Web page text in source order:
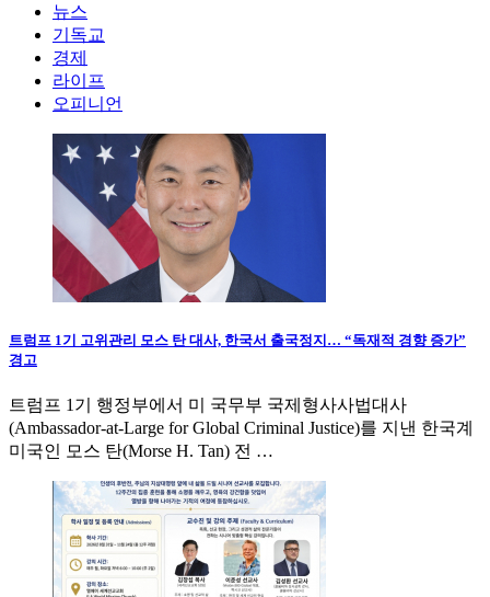
뉴스
기독교
경제
라이프
오피니언
트럼프 1기 고위관리 모스 탄 대사, 한국서 출국정지… “독재적 경향 증가”
경고
트럼프 1기 행정부에서 미 국무부 국제형사사법대사
(Ambassador-at-Large for Global Criminal Justice)를 지낸 한국계
미국인 모스 탄(Morse H. Tan) 전 …